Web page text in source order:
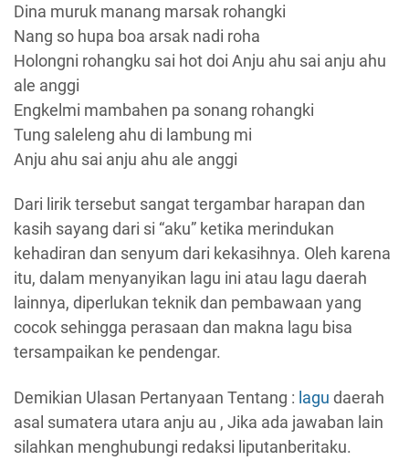
Dina muruk manang marsak rohangki
Nang so hupa boa arsak nadi roha
Holongni rohangku sai hot doi Anju ahu sai anju ahu
ale anggi
Engkelmi mambahen pa sonang rohangki
Tung saleleng ahu di lambung mi
Anju ahu sai anju ahu ale anggi
Dari lirik tersebut sangat tergambar harapan dan
kasih sayang dari si “aku” ketika merindukan
kehadiran dan senyum dari kekasihnya. Oleh karena
itu, dalam menyanyikan lagu ini atau lagu daerah
lainnya, diperlukan teknik dan pembawaan yang
cocok sehingga perasaan dan makna lagu bisa
tersampaikan ke pendengar.
Demikian Ulasan Pertanyaan Tentang : lagu daerah
asal sumatera utara anju au , Jika ada jawaban lain
silahkan menghubungi redaksi liputanberitaku.